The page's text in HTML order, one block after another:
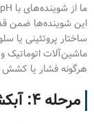
این شوینده‌ها ضمن
ساختار پروتئینی یا
ماشین‌آلات
هرگونه فشار یا
مرحله ۴: آبکشی کامل و آبگیری با سانتریفیوژ